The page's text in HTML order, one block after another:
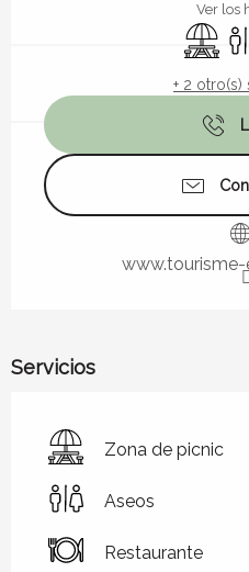
Ver los
Zona
+ 2 otro(s)
Servicios
Zona de picnic
Aseos
Restaurante